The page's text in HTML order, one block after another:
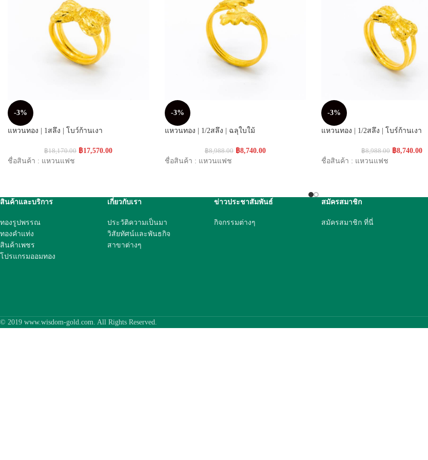
-3%
แหวนทอง | 1สลึง | โบว์ก้านเงา
฿18,170.00 ฿17,570.00
ชื่อสินค้า : แหวนแฟช
-3%
แหวนทอง | 1/2สลึง | ฉลุใบใม้
฿8,988.00 ฿8,740.00
ชื่อสินค้า : แหวนแฟช
-3%
แหวนทอง | 1/2สลึง | โบร์ก้านเงา
฿8,988.00 ฿8,740.00
ชื่อสินค้า : แหวนแฟช
สินค้าและบริการ
ทองรูปพรรณ
ทองคำแท่ง
สินค้าเพชร
โปรแกรมออมทอง
เกี่ยวกับเรา
ประวัติความเป็นมา
วิสัยทัศน์และพันธกิจ
สาขาต่างๆ
ข่าวประชาสัมพันธ์
กิจกรรมต่างๆ
สมัครสมาชิก
สมัครสมาชิก ที่นี่
© 2019 www.wisdom-gold.com. All Rights Reserved.